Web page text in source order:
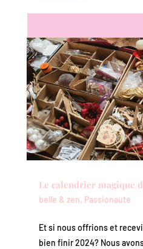
Le calendrier magique
belle & zen, Passionaute
Et si nous offrions et
bien finir 2024? Nous